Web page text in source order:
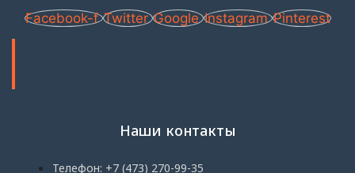
Facebook-f Twitter Google Instagram Pinterest
Наши контакты
Телефон: +7 (473) 270-99-35